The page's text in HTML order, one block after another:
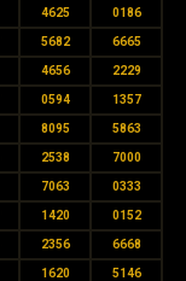
4625 0186
5682 6665
4656 2229
0594 1357
8095 5863
2538 7000
7063 0333
1420 0152
2356 6668
1620 5146